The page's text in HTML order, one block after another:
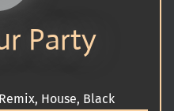
Party
House, Black